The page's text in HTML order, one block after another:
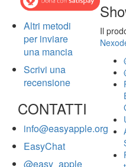
Altri metodi
per inviare
una mancia
Scrivi una
recensione
CONTATTI
info@easyapple.org
EasyChat
@easy_apple
Il